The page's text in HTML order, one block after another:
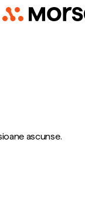
ascunse.